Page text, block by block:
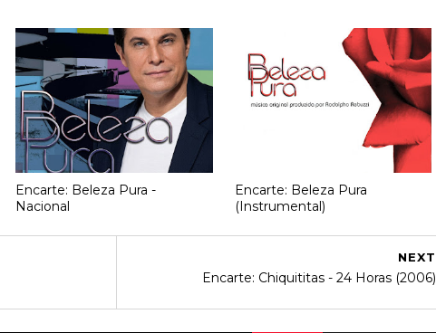
Encarte: Beleza Pura -
Nacional
Encarte: Beleza Pura
(Instrumental)
NEXT
Encarte: Chiquititas - 24 Horas (2006)